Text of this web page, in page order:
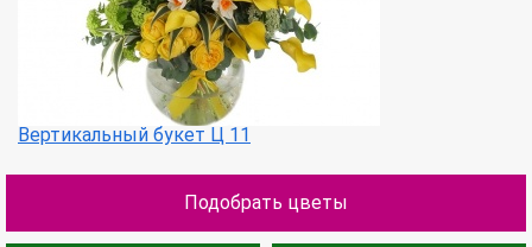
Вертикальный букет Ц 11
Подобрать цветы